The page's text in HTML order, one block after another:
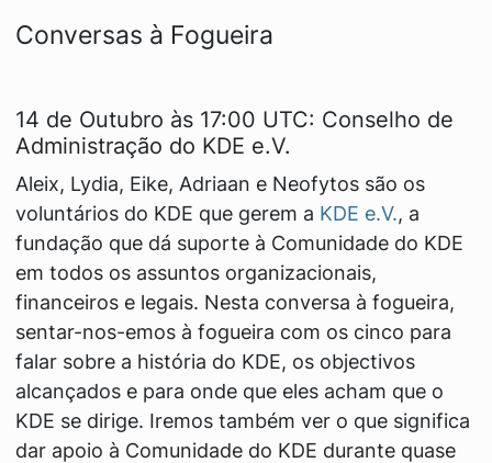
Conversas à Fogueira
14 de Outubro às 17:00 UTC: Conselho de
Administração do KDE e.V.
Aleix, Lydia, Eike, Adriaan e Neofytos são os
voluntários do KDE que gerem a KDE e.V., a
fundação que dá suporte à Comunidade do KDE
em todos os assuntos organizacionais,
financeiros e legais. Nesta conversa à fogueira,
sentar-nos-emos à fogueira com os cinco para
falar sobre a história do KDE, os objectivos
alcançados e para onde que eles acham que o
KDE se dirige. Iremos também ver o que significa
dar apoio à Comunidade do KDE durante quase